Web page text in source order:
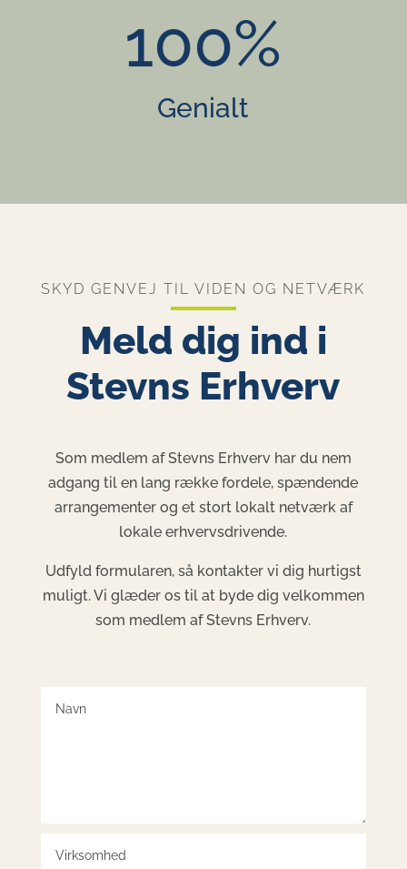
100%
Genialt
SKYD GENVEJ TIL VIDEN OG NETVÆRK
Meld dig ind i
Stevns Erhverv
Som medlem af Stevns Erhverv har du nem
adgang til en lang række fordele, spændende
arrangementer og et stort lokalt netværk af
lokale erhvervsdrivende.
Udfyld formularen, så kontakter vi dig hurtigst
muligt. Vi glæder os til at byde dig velkommen
som medlem af Stevns Erhverv.